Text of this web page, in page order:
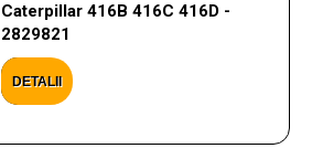
Caterpillar 416B 416C 416D -
2829821
DETALII